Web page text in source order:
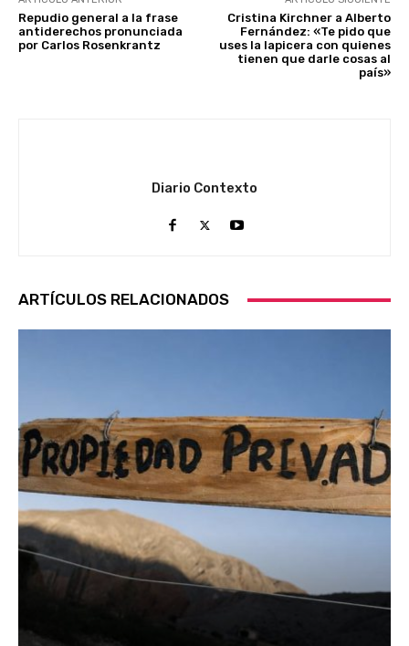
Repudio general a la frase
antiderechos pronunciada
por Carlos Rosenkrantz
Cristina Kirchner a Alberto
Fernández: «Te pido que
uses la lapicera con quienes
tienen que darle cosas al
país»
Diario Contexto
ARTÍCULOS RELACIONADOS